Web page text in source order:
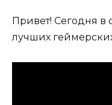
Привет! Сегодня в
лучших